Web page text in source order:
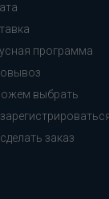
программа
выбрать
заказ